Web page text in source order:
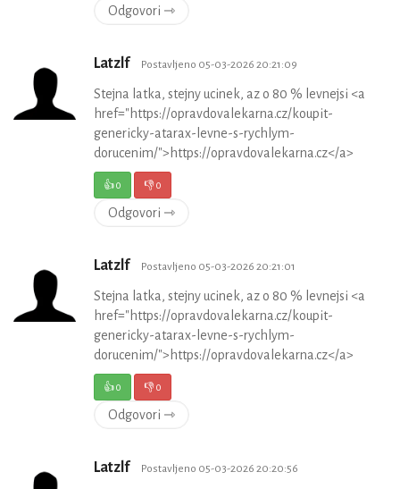
Odgovori ⇾
Latzlf Postavljeno 05-03-2026 20:21:09
Stejna latka, stejny ucinek, az o 80 % levnejsi <a
href="https://opravdovalekarna.cz/koupit-
genericky-atarax-levne-s-rychlym-
dorucenim/">https://opravdovalekarna.cz</a>
👍0 👎0
Odgovori ⇾
Latzlf Postavljeno 05-03-2026 20:21:01
Stejna latka, stejny ucinek, az o 80 % levnejsi <a
href="https://opravdovalekarna.cz/koupit-
genericky-atarax-levne-s-rychlym-
dorucenim/">https://opravdovalekarna.cz</a>
👍0 👎0
Odgovori ⇾
Latzlf Postavljeno 05-03-2026 20:20:56